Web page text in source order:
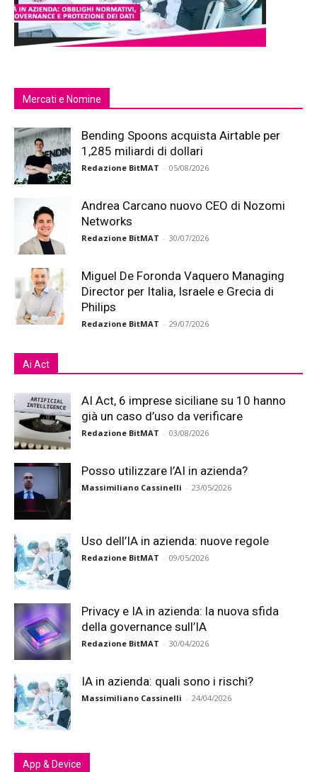
Mercati e Nomine
Bending Spoons acquista Airtable per
1,285 miliardi di dollari
Redazione BitMAT - 05/08/2026
Andrea Carcano nuovo CEO di Nozomi
Networks
Redazione BitMAT - 30/07/2026
Miguel De Foronda Vaquero Managing
Director per Italia, Israele e Grecia di
Philips
Redazione BitMAT - 29/07/2026
Ai Act
AI Act, 6 imprese siciliane su 10 hanno
già un caso d’uso da verificare
Redazione BitMAT - 03/08/2026
Posso utilizzare l’AI in azienda?
Massimiliano Cassinelli - 23/05/2026
Uso dell’IA in azienda: nuove regole
Redazione BitMAT - 09/05/2026
Privacy e IA in azienda: la nuova sfida
della governance sull’IA
Redazione BitMAT - 30/04/2026
IA in azienda: quali sono i rischi?
Massimiliano Cassinelli - 24/04/2026
App & Device